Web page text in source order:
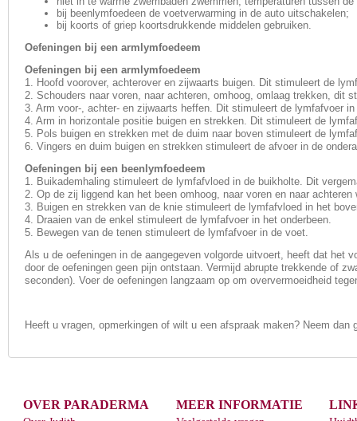
bij beenlymfoedeen de voetverwarming in de auto uitschakelen;
bij koorts of griep koortsdrukkende middelen gebruiken.
Oefeningen bij een armlymfoedeem
Oefeningen bij een armlymfoedeem
1. Hoofd voorover, achterover en zijwaarts buigen. Dit stimuleert de
2. Schouders naar voren, naar achteren, omhoog, omlaag trekken, dit
3. Arm voor-, achter- en zijwaarts heffen. Dit stimuleert de lymfafvoer
4. Arm in horizontale positie buigen en strekken. Dit stimuleert de
5. Pols buigen en strekken met de duim naar boven stimuleert de
6. Vingers en duim buigen en strekken stimuleert de afvoer in de
Oefeningen bij een beenlymfoedeem
1. Buikademhaling stimuleert de lymfafvloed in de buikholte. Dit
2. Op de zij liggend kan het been omhoog, naar voren en naar
3. Buigen en strekken van de knie stimuleert de lymfafvloed in het
4. Draaien van de enkel stimuleert de lymfafvoer in het onderbeen.
5. Bewegen van de tenen stimuleert de lymfafvoer in de voet.
Als u de oefeningen in de aangegeven volgorde uitvoert, heeft dat het
door de oefeningen geen pijn ontstaan. Vermijd abrupte trekkende of
seconden). Voer de oefeningen langzaam op om oververmoeidheid
Heeft u vragen, opmerkingen of wilt u een afspraak maken? Neem dan
OVER PARADERMA MEER INFORMATIE